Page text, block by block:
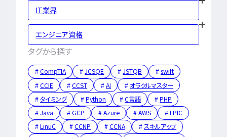
書類選考
経験者
面接対策
タグ一覧
転職フェーズから探す
エンジニア転職
備
IT業界
エンジニア資格
タグから探す
CompTIA JCSQE JSTQB
swift
CCIE
CCST AI
オラクルマスター
タイミング
Python C言語
PHP
Java
GCP Azure AWS
LPIC
LinuC
CCNP CCNA
スキルアップ